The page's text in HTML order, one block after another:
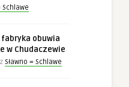
Schlawe
fabryka obuwia
w Chudaczewie
Sławno = Schlawe